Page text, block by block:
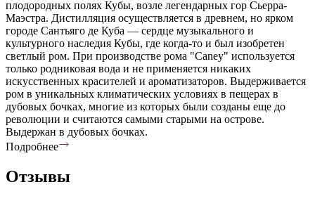
плодородных полях Кубы, возле легендарных гор Сьерра-
Маэстра. Дистилляция осуществляется в древнем, но ярком
городе Сантьяго де Куба — сердце музыкального и
культурного наследия Кубы, где когда-то и был изобретен
светлый ром. При производстве рома "Caney" используется
только родниковая вода и не применяется никаких
искусственных красителей и ароматизаторов. Выдерживается
ром в уникальных климатических условиях в пещерах в
дубовых бочках, многие из которых были созданы еще до
революции и считаются самыми старыми на острове.
Выдержан в дубовых бочках.
Подробнее
Отзывы